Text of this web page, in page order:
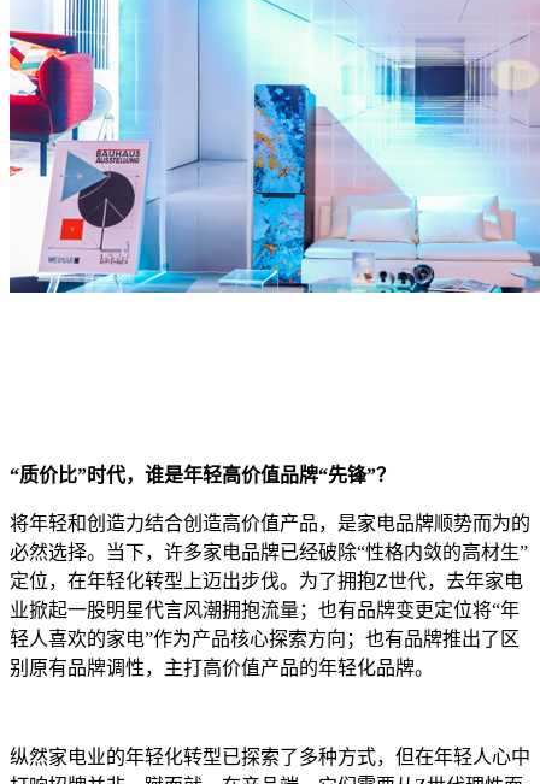
“质价比”时代，谁是年轻高价值品牌“先锋”？
将年轻和创造力结合创造高价值产品，是家电品牌顺势而为的
必然选择。当下，许多家电品牌已经破除“性格内敛的高材生”
定位，在年轻化转型上迈出步伐。为了拥抱Z世代，去年家电
业掀起一股明星代言风潮拥抱流量；也有品牌变更定位将“年
轻人喜欢的家电”作为产品核心探索方向；也有品牌推出了区
别原有品牌调性，主打高价值产品的年轻化品牌。
纵然家电业的年轻化转型已探索了多种方式，但在年轻人心中